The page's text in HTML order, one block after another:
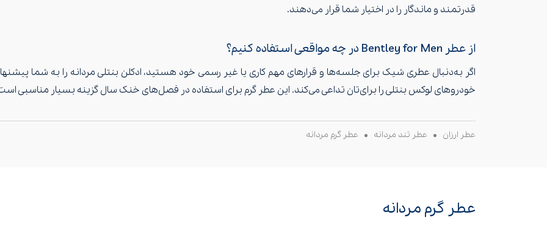
قدرتمند و ماندگار را در اختیار شما قرار می‌دهند.
از عطر Bentley for Men در چه مواقعی استفاده کنیم؟
اگر به‌دنبال عطری شیک برای جلسه‌ها و قرارهای مهم کاری یا غیر رسمی خود هستید،‌ ادکلن بنتلی مردانه را به شما
خودروهای لوکس بنتلی را برای‌تان تداعی می‌کند. این عطر گرم برای استفاده در فصل‌های خنک سال گزینه بسیار مناسبی
عطر ارزان عطر تند مردانه عطر گرم مردانه
عطر گرم مردانه